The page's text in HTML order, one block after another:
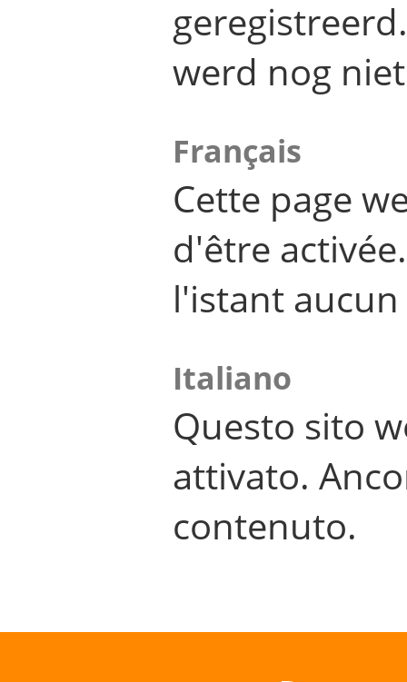
werd nog
Français
Cette page
d'être
l'istant
Italiano
Questo sito
attivato.
contenuto.